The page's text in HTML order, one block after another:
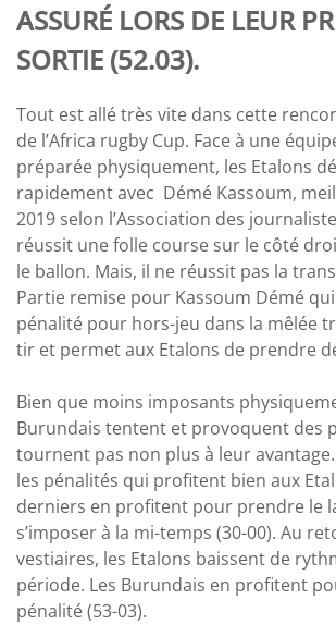
ASSURÉ LORS DE LEUR
SORTIE (52.03).
Tout est allé très vite dans cette
de l’Africa rugby Cup. Face à une
préparée physiquement, les Etalons
rapidement avec Démé Kassoum,
2019 selon l’Association des
réussit une folle course sur le côté
le ballon. Mais, il ne réussit pas la
Partie remise pour Kassoum Démé
pénalité pour hors-jeu dans la mêlée
tir et permet aux Etalons de prendre
Bien que moins imposants
Burundais tentent et provoquent des
tournent pas non plus à leur
les pénalités qui profitent bien aux
derniers en profitent pour prendre le
s’imposer à la mi-temps (30-00). Au
vestiaires, les Etalons baissent de
période. Les Burundais en profitent
pénalité (53-03).